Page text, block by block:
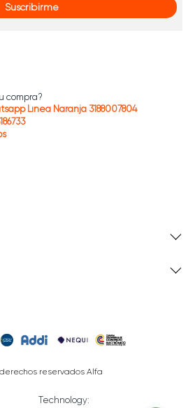
Suscribirme
compra?
Línea Naranja 3188007804
reservados Alfa
Technology: